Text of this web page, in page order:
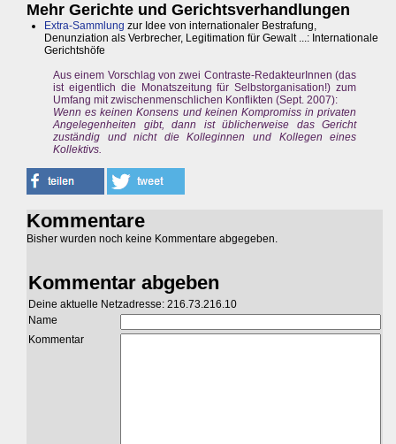
Mehr Gerichte und Gerichtsverhandlungen
Extra-Sammlung zur Idee von internationaler Bestrafung,
Denunziation als Verbrecher, Legitimation für Gewalt ...: Internationale
Gerichtshöfe
Aus einem Vorschlag von zwei Contraste-RedakteurInnen (das
ist eigentlich die Monatszeitung für Selbstorganisation!) zum
Umfang mit zwischenmenschlichen Konflikten (Sept. 2007):
Wenn es keinen Konsens und keinen Kompromiss in privaten
Angelegenheiten gibt, dann ist üblicherweise das Gericht
zuständig und nicht die Kolleginnen und Kollegen eines
Kollektivs.
Kommentare
Bisher wurden noch keine Kommentare abgegeben.
Kommentar abgeben
Deine aktuelle Netzadresse: 216.73.216.10
Name
Kommentar